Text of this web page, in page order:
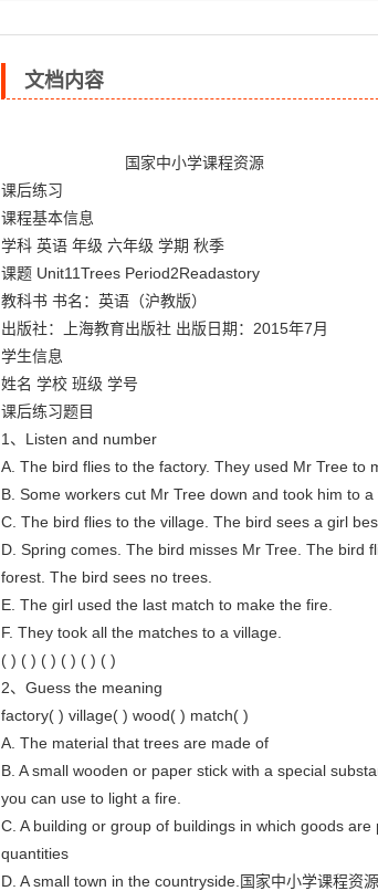
文档内容
课后练习
课程基本信息
学科 英语 年级 六年级 学期 秋季
课题 Unit11Trees Period2Readastory
教科书 书名：英语（沪教版）
出版社：上海教育出版社 出版日期：2015年7月
学生信息
姓名 学校 班级 学号
课后练习题目
1、Listen and number
A. The bird flies to the factory. They used Mr Tree to
B. Some workers cut Mr Tree down and took him to a
C. The bird flies to the village. The bird sees a girl
D. Spring comes. The bird misses Mr Tree. The bird
forest. The bird sees no trees.
E. The girl used the last match to make the fire.
F. They took all the matches to a village.
( ) ( ) ( ) ( ) ( ) ( )
2、Guess the meaning
factory( ) village( ) wood( ) match( )
A. The material that trees are made of
B. A small wooden or paper stick with a special
you can use to light a fire.
C. A building or group of buildings in which goods
quantities
D. A small town in the countryside.国家中小学课程资源